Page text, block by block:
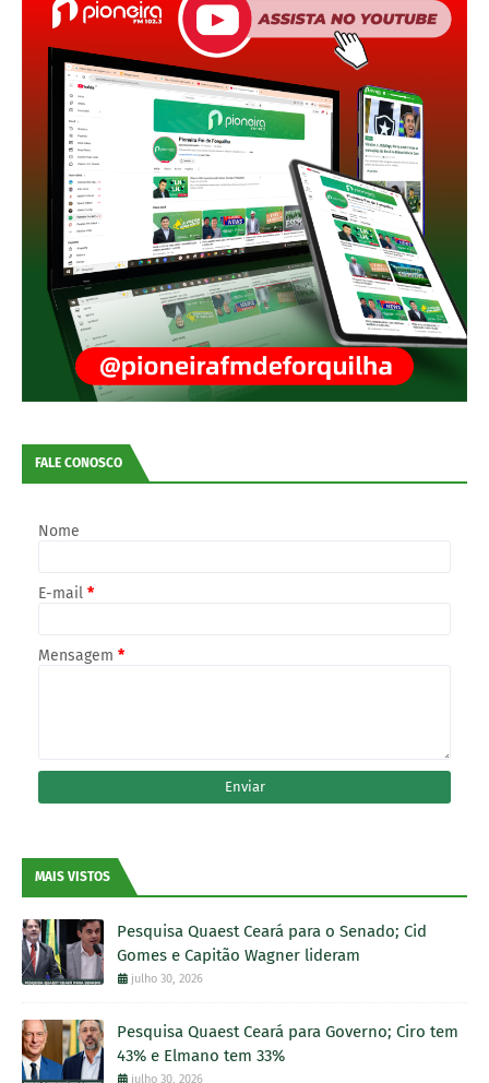
FALE CONOSCO
Nome
E-mail *
Mensagem *
MAIS VISTOS
Pesquisa Quaest Ceará para o Senado; Cid
Gomes e Capitão Wagner lideram
julho 30, 2026
Pesquisa Quaest Ceará para Governo; Ciro tem
43% e Elmano tem 33%
julho 30, 2026